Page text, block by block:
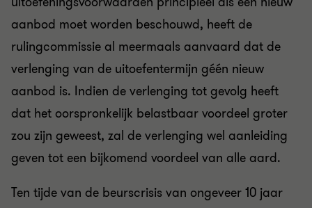
aanbod moet worden beschouwd, heeft de
rulingcommissie al meermaals aanvaard dat de
verlenging van de uitoefentermijn géén nieuw
aanbod is. Indien de verlenging tot gevolg heeft
dat het oorspronkelijk belastbaar voordeel groter
zou zijn geweest, zal de verlenging wel aanleiding
geven tot een bijkomend voordeel van alle aard.
Ten tijde van de beurscrisis van ongeveer 10 jaar